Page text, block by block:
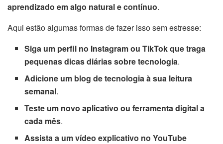
aprendizado em algo natural e contínuo.
Aqui estão algumas formas de fazer isso sem estresse:
Siga um perfil no Instagram ou TikTok que traga
pequenas dicas diárias sobre tecnologia.
Adicione um blog de tecnologia à sua leitura
semanal.
Teste um novo aplicativo ou ferramenta digital a
cada mês.
Assista a um vídeo explicativo no YouTube